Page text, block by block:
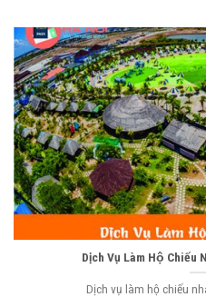
Dịch Vụ Làm Hộ Chiếu
Dịch vụ làm hộ chiếu